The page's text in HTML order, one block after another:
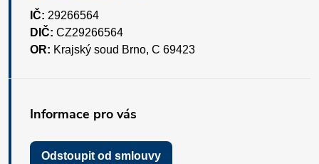
IČ: 29266564
DIČ: CZ29266564
OR: Krajský soud Brno, C 69423
Informace pro vás
Odstoupit od smlouvy